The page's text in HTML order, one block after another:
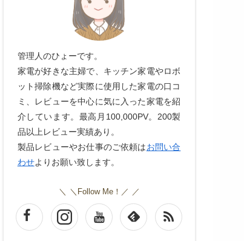
管理人のひょーです。
家電が好きな主婦で、キッチン家電やロボ
ット掃除機など実際に使用した家電の口コ
ミ、レビューを中心に気に入った家電を紹
介しています。最高月100,000PV。200製
品以上レビュー実績あり。
製品レビューやお仕事のご依頼はお問い合
わせよりお願い致します。
＼Follow Me！／